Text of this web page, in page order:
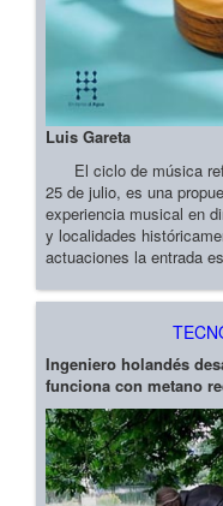
Luis Gareta
El ciclo de música
25 de julio, es una
experiencia musical en
y localidades
actuaciones la entrada
Ingeniero holandés
funciona con metano